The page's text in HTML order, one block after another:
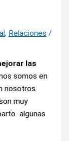
, Relaciones /
las
somos en
nosotros
muy
algunas